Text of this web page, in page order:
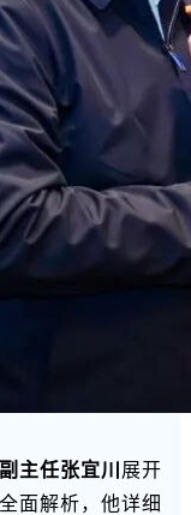
主任张宜川 展开
面解析，他详细